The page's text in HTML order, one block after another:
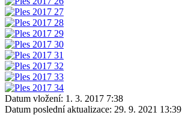
Datum vložení: 1. 3. 2017 7:38
Datum poslední aktualizace: 29. 9. 2021 13:39